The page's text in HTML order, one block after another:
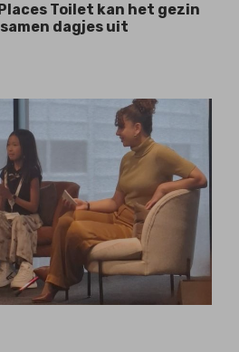
Toilet kan het gezin
dagjes uit